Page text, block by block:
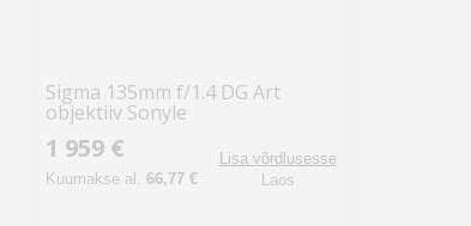
Sigma 135mm f/1.4 DG Art
objektiiv Sonyle
1 959 €
Kuumakse al. 66,77 €
Lisa võrdlusesse
Laos